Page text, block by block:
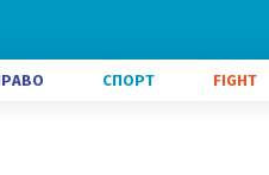
СПОРТ FIGHT